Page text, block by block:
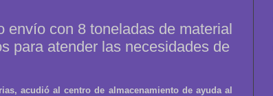
envío con 8 toneladas de material
para atender las necesidades de
acudió al centro de almacenamiento de ayuda al